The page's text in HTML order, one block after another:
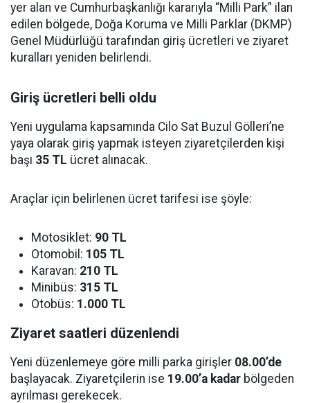
yer alan ve Cumhurbaşkanlığı kararıyla “Milli Park” ilan
edilen bölgede, Doğa Koruma ve Milli Parklar (DKMP)
Genel Müdürlüğü tarafından giriş ücretleri ve ziyaret
kuralları yeniden belirlendi.
Giriş ücretleri belli oldu
Yeni uygulama kapsamında Cilo Sat Buzul Gölleri’ne
yaya olarak giriş yapmak isteyen ziyaretçilerden kişi
başı 35 TL ücret alınacak.
Araçlar için belirlenen ücret tarifesi ise şöyle:
Motosiklet: 90 TL
Otomobil: 105 TL
Karavan: 210 TL
Minibüs: 315 TL
Otobüs: 1.000 TL
Ziyaret saatleri düzenlendi
Yeni düzenlemeye göre milli parka girişler 08.00’de
başlayacak. Ziyaretçilerin ise 19.00’a kadar bölgeden
ayrılması gerekecek.